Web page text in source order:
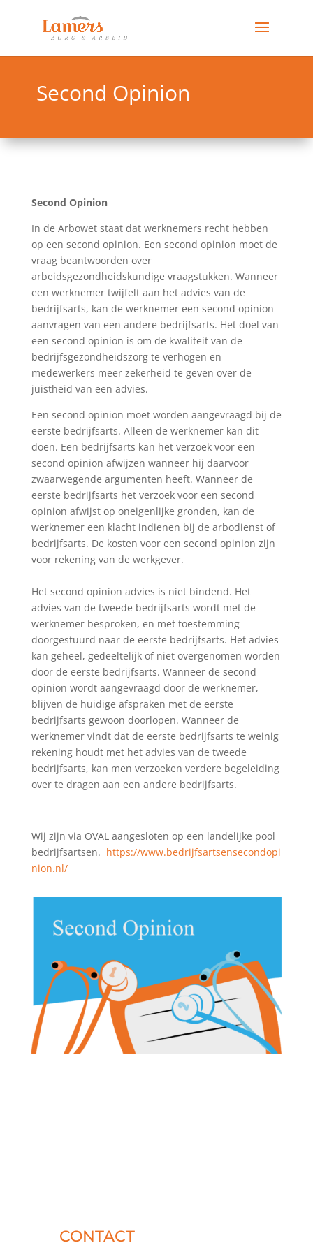
Second Opinion
Second Opinion
In de Arbowet staat dat werknemers recht hebben
op een second opinion. Een second opinion moet de
vraag beantwoorden over
arbeidsgezondheidskundige vraagstukken. Wanneer
een werknemer twijfelt aan het advies van de
bedrijfsarts, kan de werknemer een second opinion
aanvragen van een andere bedrijfsarts. Het doel van
een second opinion is om de kwaliteit van de
bedrijfsgezondheidszorg te verhogen en
medewerkers meer zekerheid te geven over de
juistheid van een advies.
Een second opinion moet worden aangevraagd bij de
eerste bedrijfsarts. Alleen de werknemer kan dit
doen. Een bedrijfsarts kan het verzoek voor een
second opinion afwijzen wanneer hij daarvoor
zwaarwegende argumenten heeft. Wanneer de
eerste bedrijfsarts het verzoek voor een second
opinion afwijst op oneigenlijke gronden, kan de
werknemer een klacht indienen bij de arbodienst of
bedrijfsarts. De kosten voor een second opinion zijn
voor rekening van de werkgever.
Het second opinion advies is niet bindend. Het
advies van de tweede bedrijfsarts wordt met de
werknemer besproken, en met toestemming
doorgestuurd naar de eerste bedrijfsarts. Het advies
kan geheel, gedeeltelijk of niet overgenomen worden
door de eerste bedrijfsarts. Wanneer de second
opinion wordt aangevraagd door de werknemer,
blijven de huidige afspraken met de eerste
bedrijfsarts gewoon doorlopen. Wanneer de
werknemer vindt dat de eerste bedrijfsarts te weinig
rekening houdt met het advies van de tweede
bedrijfsarts, kan men verzoeken verdere begeleiding
over te dragen aan een andere bedrijfsarts.
Wij zijn via OVAL aangesloten op een landelijke pool
bedrijfsartsen. https://www.bedrijfsartsensecondopi
nion.nl/
CONTACT